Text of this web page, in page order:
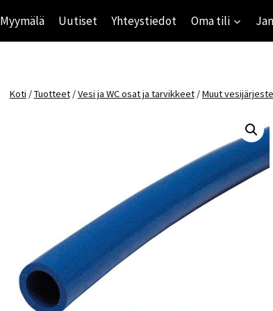
Myymälä Uutiset Yhteystiedot Oma tili
Koti /Tuotteet /Vesi ja WC osat ja tarvikkeet /Muut